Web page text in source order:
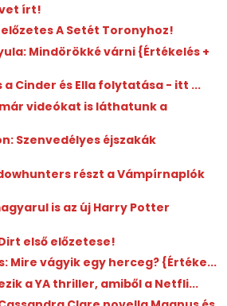
írt!
A Setét Toronyhoz!
Mindörökké ​várni {Értékelés +
Cinder és Ella folytatása - itt ...
videókat is láthatunk a
Szenvedélyes ​éjszakák
részt a Vámpírnaplók
is az új Harry Potter
első előzetese!
Mire ​vágyik egy herceg? {Értéke...
a YA thriller, amiből a Netfli...